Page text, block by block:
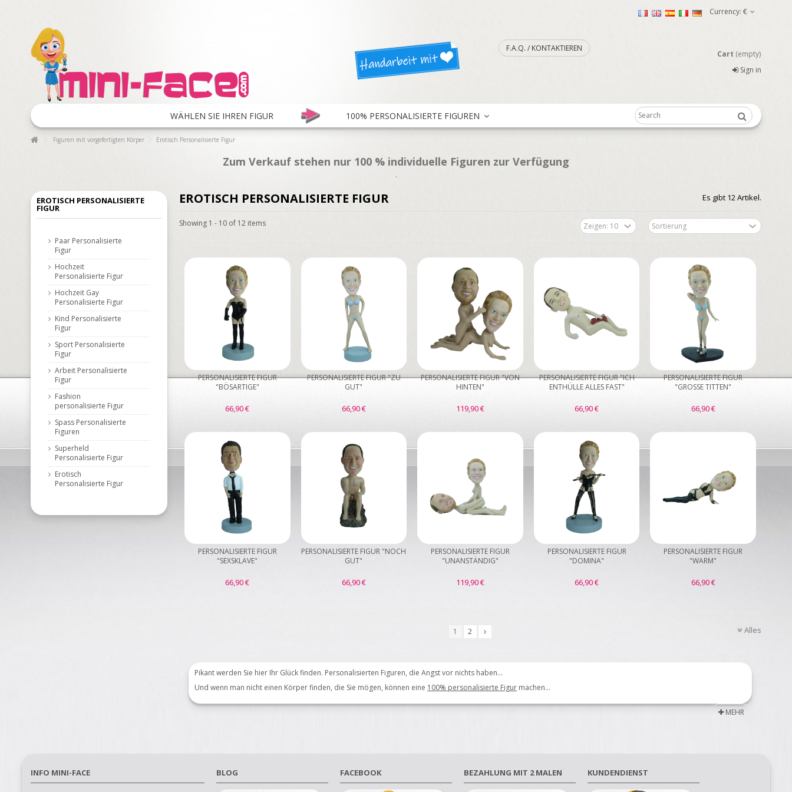
Currency: €
F.A.Q. / KONTAKTIEREN
Cart (empty)
Sign in
WÄHLEN SIE IHREN FIGUR 100% PERSONALISIERTE FIGUREN
Figuren mit vorgefertigten Körper Erotisch Personalisierte Figur
Zum Verkauf stehen nur 100 % individuelle Figuren zur Verfügung
.
EROTISCH PERSONALISIERTE
FIGUR
Paar Personalisierte
Figur
Hochzeit
Personalisierte Figur
Hochzeit Gay
Personalisierte Figur
Kind Personalisierte
Figur
Sport Personalisierte
Figur
Arbeit Personalisierte
Figur
Fashion
personalisierte Figur
Spass Personalisierte
Figuren
Superheld
Personalisierte Figur
Erotisch
Personalisierte Figur
EROTISCH PERSONALISIERTE FIGUR Es gibt 12 Artikel.
Showing 1 - 10 of 12 items
PERSONALISIERTE FIGUR
"BÖSARTIGE"
66,90 €
PERSONALISIERTE FIGUR "ZU
GUT"
66,90 €
PERSONALISIERTE FIGUR "VON
HINTEN"
119,90 €
PERSONALISIERTE FIGUR "ICH
ENTHÜLLE ALLES FAST"
66,90 €
PERSONALISIERTE FIGUR
"GROSSE TITTEN"
66,90 €
PERSONALISIERTE FIGUR
"SEXSKLAVE"
66,90 €
PERSONALISIERTE FIGUR "NOCH
GUT"
66,90 €
PERSONALISIERTE FIGUR
"UNANSTÄNDIG"
119,90 €
PERSONALISIERTE FIGUR
"DOMINA"
66,90 €
PERSONALISIERTE FIGUR
"WARM"
66,90 €
Alles
1 2
Pikant werden Sie hier Ihr Glück finden. Personalisierten Figuren, die Angst vor nichts haben...
Und wenn man nicht einen Körperfinden, die Sie mögen, können eine 100% personalisierte Figur machen...
MEHR
INFO MINI-FACE BLOG FACEBOOK BEZAHLUNG MIT 2 MALEN KUNDENDIENST